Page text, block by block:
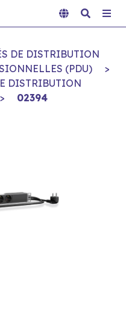
DE DISTRIBUTION
(PDU)
>
DISTRIBUTION
> 02394